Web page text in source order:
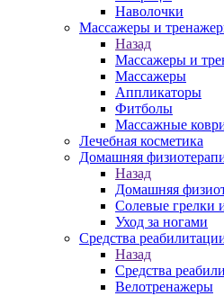
Наволочки
Массажеры и
Назад
Массажеры и
Массажеры
Аппликаторы
Фитболы
Массажные
Лечебная косметика
Домашняя
Назад
Домашняя
Солевые грелки
Уход за ногами
Средства
Назад
Средства
Велотренажеры